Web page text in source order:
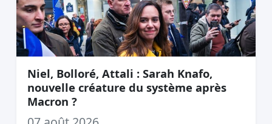
Niel, Bolloré, Attali : Sarah Knafo,
nouvelle créature du système après
Macron ?